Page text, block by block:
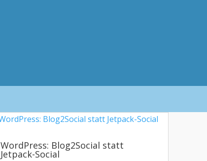
WordPress: Blog2Social statt
Jetpack-Social